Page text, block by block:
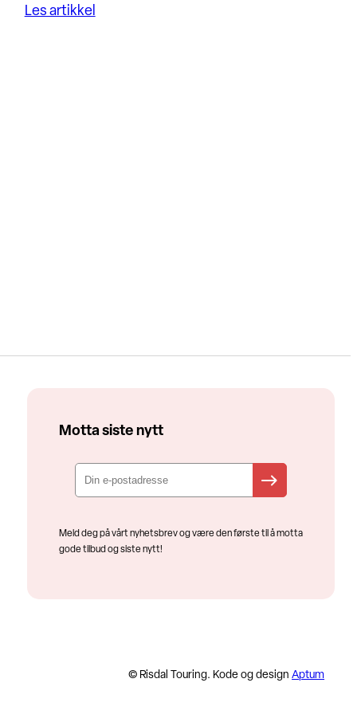
Les artikkel
Motta siste nytt
Meld deg på vårt nyhetsbrev og være den første til å motta
gode tilbud og siste nytt!
© Risdal Touring. Kode og designAptum